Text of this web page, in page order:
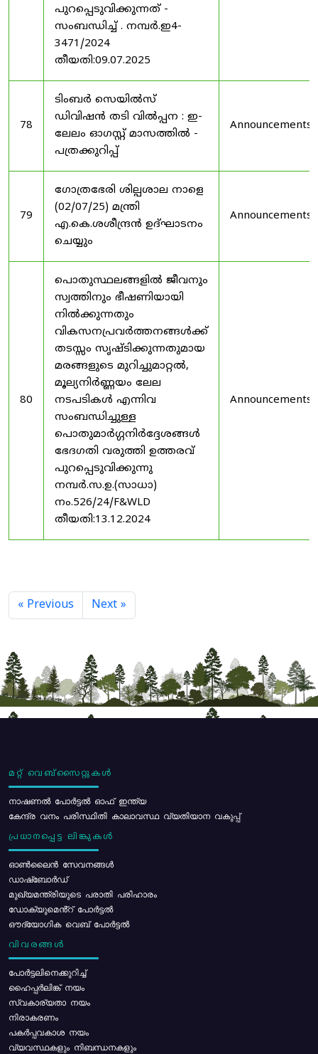
പുറപ്പെടുവിക്കുന്നത് -
സംബന്ധിച്ച് . നമ്പർ.ഇ4-
3471/2024
തീയതി:09.07.2025
78
ടിംബർ സെയിൽസ്
ഡിവിഷൻ തടി വിൽപ്പന : ഇ-
ലേലം ഓഗസ്റ്റ് മാസത്തിൽ -
പത്രക്കുറിപ്പ്
Announcements
79
ഗോത്രഭേരി ശില്പശാല നാളെ
(02/07/25) മന്ത്രി
എ.കെ.ശശീന്ദ്രൻ ഉദ്‌ഘാടനം
ചെയ്യും
Announcements
80
പൊതുസ്ഥലങ്ങളിൽ ജീവനും
സ്വത്തിനും ഭീഷണിയായി
നിൽക്കുന്നതും
വികസനപ്രവർത്തനങ്ങൾക്ക്
തടസ്സം സൃഷ്ടിക്കുന്നതുമായ
മരങ്ങളുടെ മുറിച്ചുമാറ്റൽ,
മൂല്യനിർണ്ണയം ലേല
നടപടികൾ എന്നിവ
സംബന്ധിച്ചുള്ള
പൊതുമാർഗ്ഗനിർദ്ദേശങ്ങൾ
ഭേദഗതി വരുത്തി ഉത്തരവ്
പുറപ്പെടുവിക്കുന്നു
നമ്പർ.സ.ഉ.(സാധാ)
നം.526/24/F&WLD
തീയതി:13.12.2024
Announcements
« Previous Next »
മറ്റ് വെബ്സൈറ്റുകൾ
നാഷണൽ പോർട്ടൽ ഓഫ് ഇന്ത്യ
കേന്ദ്ര വനം പരിസ്ഥിതി കാലാവസ്ഥ വ്യതിയാന വകുപ്പ്
പ്രധാനപ്പെട്ട ലിങ്കുകൾ
ഓൺലൈൻ സേവനങ്ങൾ
ഡാഷ്ബോർഡ്
മുഖ്യമന്ത്രിയുടെ പരാതി പരിഹാരം
ഡോക്യുമെൻ്റ് പോർട്ടൽ
ഔദ്യോഗിക വെബ് പോർട്ടൽ
വിവരങ്ങൾ
പോര്‍ട്ടലിനെക്കുറിച്ച്
ഹൈപ്പർലിങ്ക് നയം
സ്വകാര്യതാ നയം
നിരാകരണം
പകർപ്പവകാശ നയം
വ്യവസ്ഥകളും നിബന്ധനകളും